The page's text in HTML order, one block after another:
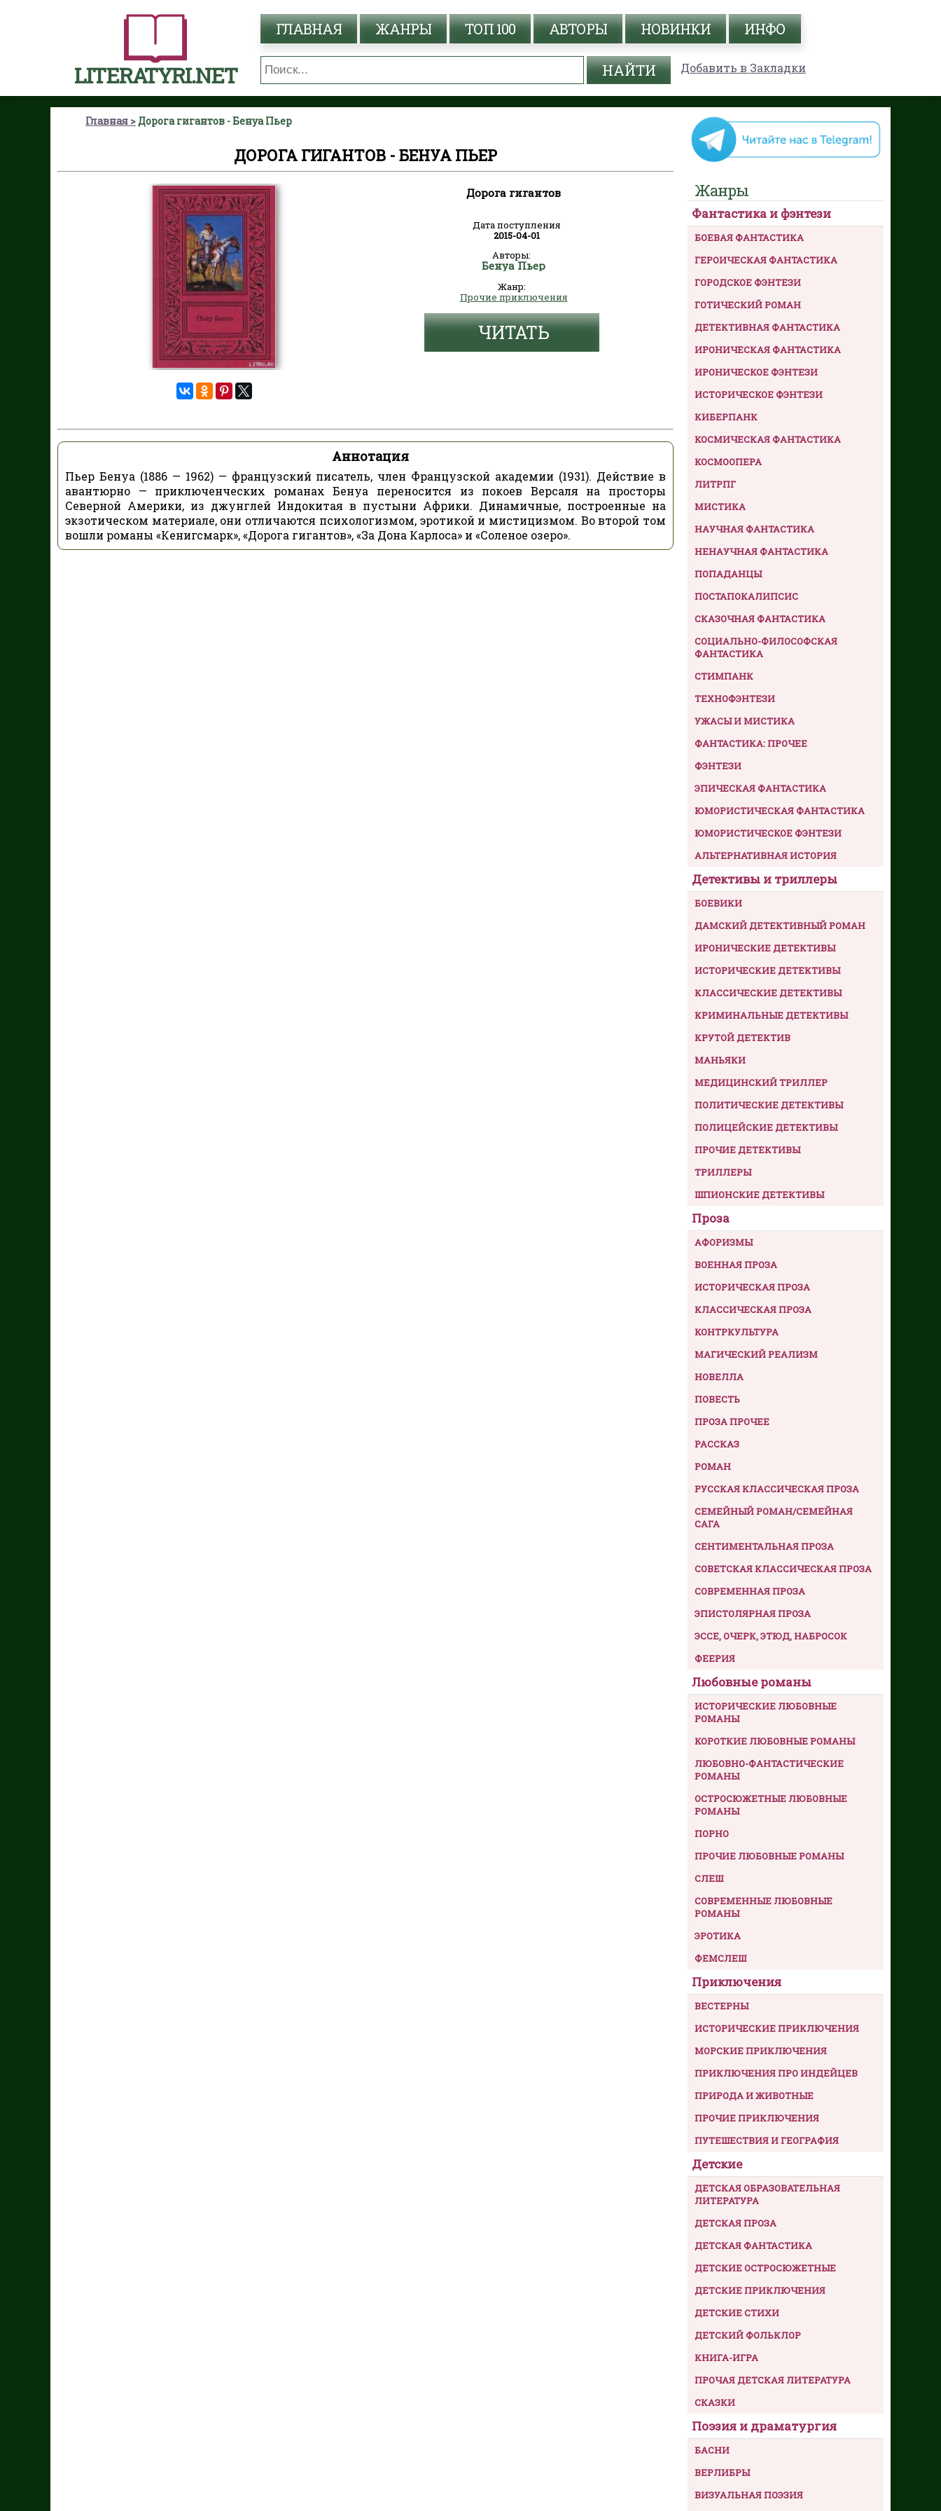
LITERATYRI.NET
ГЛАВНАЯ ЖАНРЫ ТОП 100 АВТОРЫ НОВИНКИ ИНФО
Добавить в Закладки
Главная Дорога гигантов - Бенуа Пьер
ДОРОГА ГИГАНТОВ - БЕНУА ПЬЕР
Дорога гигантов
Дата поступления
2015-04-01
Авторы:
Бенуа Пьер
Жанр:
Прочие приключения
ЧИТАТЬ
Аннотация
Пьер Бенуа (1886 — 1962) — французский писатель, член Французской академии (1931). Действие в
авантюрно — приключенческих романах Бенуа переносится из покоев Версаля на просторы
Северной Америки, из джунглей Индокитая в пустыни Африки. Динамичные, построенные на
экзотическом материале, они отличаются психологизмом, эротикой и мистицизмом. Во второй том
вошли романы «Кенигсмарк», «Дорога гигантов», «За Дона Карлоса» и «Соленое озеро».
Жанры
Фантастика и фэнтези
БОЕВАЯ ФАНТАСТИКА
ГЕРОИЧЕСКАЯ ФАНТАСТИКА
ГОРОДСКОЕ ФЭНТЕЗИ
ГОТИЧЕСКИЙ РОМАН
ДЕТЕКТИВНАЯ ФАНТАСТИКА
ИРОНИЧЕСКАЯ ФАНТАСТИКА
ИРОНИЧЕСКОЕ ФЭНТЕЗИ
ИСТОРИЧЕСКОЕ ФЭНТЕЗИ
КИБЕРПАНК
КОСМИЧЕСКАЯ ФАНТАСТИКА
КОСМООПЕРА
ЛИТРПГ
МИСТИКА
НАУЧНАЯ ФАНТАСТИКА
НЕНАУЧНАЯ ФАНТАСТИКА
ПОПАДАНЦЫ
ПОСТАПОКАЛИПСИС
СКАЗОЧНАЯ ФАНТАСТИКА
СОЦИАЛЬНО-ФИЛОСОФСКАЯ
ФАНТАСТИКА
СТИМПАНК
ТЕХНОФЭНТЕЗИ
УЖАСЫ И МИСТИКА
ФАНТАСТИКА: ПРОЧЕЕ
ФЭНТЕЗИ
ЭПИЧЕСКАЯ ФАНТАСТИКА
ЮМОРИСТИЧЕСКАЯ ФАНТАСТИКА
ЮМОРИСТИЧЕСКОЕ ФЭНТЕЗИ
АЛЬТЕРНАТИВНАЯ ИСТОРИЯ
Детективы и триллеры
БОЕВИКИ
ДАМСКИЙ ДЕТЕКТИВНЫЙ РОМАН
ИРОНИЧЕСКИЕ ДЕТЕКТИВЫ
ИСТОРИЧЕСКИЕ ДЕТЕКТИВЫ
КЛАССИЧЕСКИЕ ДЕТЕКТИВЫ
КРИМИНАЛЬНЫЕ ДЕТЕКТИВЫ
КРУТОЙ ДЕТЕКТИВ
МАНЬЯКИ
МЕДИЦИНСКИЙ ТРИЛЛЕР
ПОЛИТИЧЕСКИЕ ДЕТЕКТИВЫ
ПОЛИЦЕЙСКИЕ ДЕТЕКТИВЫ
ПРОЧИЕ ДЕТЕКТИВЫ
ТРИЛЛЕРЫ
ШПИОНСКИЕ ДЕТЕКТИВЫ
Проза
АФОРИЗМЫ
ВОЕННАЯ ПРОЗА
ИСТОРИЧЕСКАЯ ПРОЗА
КЛАССИЧЕСКАЯ ПРОЗА
КОНТРКУЛЬТУРА
МАГИЧЕСКИЙ РЕАЛИЗМ
НОВЕЛЛА
ПОВЕСТЬ
ПРОЗА ПРОЧЕЕ
РАССКАЗ
РОМАН
РУССКАЯ КЛАССИЧЕСКАЯ ПРОЗА
СЕМЕЙНЫЙ РОМАН/СЕМЕЙНАЯ
САГА
СЕНТИМЕНТАЛЬНАЯ ПРОЗА
СОВЕТСКАЯ КЛАССИЧЕСКАЯ ПРОЗА
СОВРЕМЕННАЯ ПРОЗА
ЭПИСТОЛЯРНАЯ ПРОЗА
ЭССЕ, ОЧЕРК, ЭТЮД, НАБРОСОК
ФЕЕРИЯ
Любовные романы
ИСТОРИЧЕСКИЕ ЛЮБОВНЫЕ
РОМАНЫ
КОРОТКИЕ ЛЮБОВНЫЕ РОМАНЫ
ЛЮБОВНО-ФАНТАСТИЧЕСКИЕ
РОМАНЫ
ОСТРОСЮЖЕТНЫЕ ЛЮБОВНЫЕ
РОМАНЫ
ПОРНО
ПРОЧИЕ ЛЮБОВНЫЕ РОМАНЫ
СЛЕШ
СОВРЕМЕННЫЕ ЛЮБОВНЫЕ
РОМАНЫ
ЭРОТИКА
ФЕМСЛЕШ
Приключения
ВЕСТЕРНЫ
ИСТОРИЧЕСКИЕ ПРИКЛЮЧЕНИЯ
МОРСКИЕ ПРИКЛЮЧЕНИЯ
ПРИКЛЮЧЕНИЯ ПРО ИНДЕЙЦЕВ
ПРИРОДА И ЖИВОТНЫЕ
ПРОЧИЕ ПРИКЛЮЧЕНИЯ
ПУТЕШЕСТВИЯ И ГЕОГРАФИЯ
Детские
ДЕТСКАЯ ОБРАЗОВАТЕЛЬНАЯ
ЛИТЕРАТУРА
ДЕТСКАЯ ПРОЗА
ДЕТСКАЯ ФАНТАСТИКА
ДЕТСКИЕ ОСТРОСЮЖЕТНЫЕ
ДЕТСКИЕ ПРИКЛЮЧЕНИЯ
ДЕТСКИЕ СТИХИ
ДЕТСКИЙ ФОЛЬКЛОР
КНИГА-ИГРА
ПРОЧАЯ ДЕТСКАЯ ЛИТЕРАТУРА
СКАЗКИ
Поэзия и драматургия
БАСНИ
ВЕРЛИБРЫ
ВИЗУАЛЬНАЯ ПОЭЗИЯ